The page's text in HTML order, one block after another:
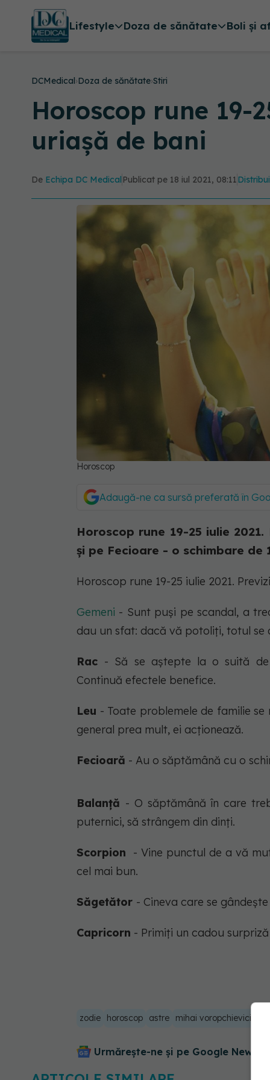
Lifestyle Doza de sănătate Boli și
DCMedical›Doza de sănătate›Stiri
Horoscop rune 19-
uriașă de bani
De Echipa DC Medical Publicat pe 18 iul 2021, 08:11
Horoscop
Adaugă-ne ca sursă preferată în
Horoscop rune 19-25 iulie
și pe Fecioare - o schimbare de
Horoscop rune 19-25 iulie 2021.
Gemeni - Sunt puși pe scandal, a
dau un sfat: dacă vă potoliți, totul se
Rac - Să se aștepte la o suită de
Continuă efectele benefice.
Leu - Toate problemele de familie
general prea mult, ei acționează.
Fecioară - Au o săptămână cu o
Balanță - O săptămână în care
puternici, să strângem din dinți.
Scorpion - Vine punctul de a vă
cel mai bun.
Săgetător - Cineva care se
Capricorn - Primiți un cadou
zodie horoscop astre mihai voropchievici
Urmărește-ne și pe Google News -